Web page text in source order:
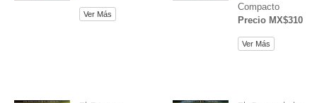
Ver Más
Compacto
Precio MX$310
Ver Más